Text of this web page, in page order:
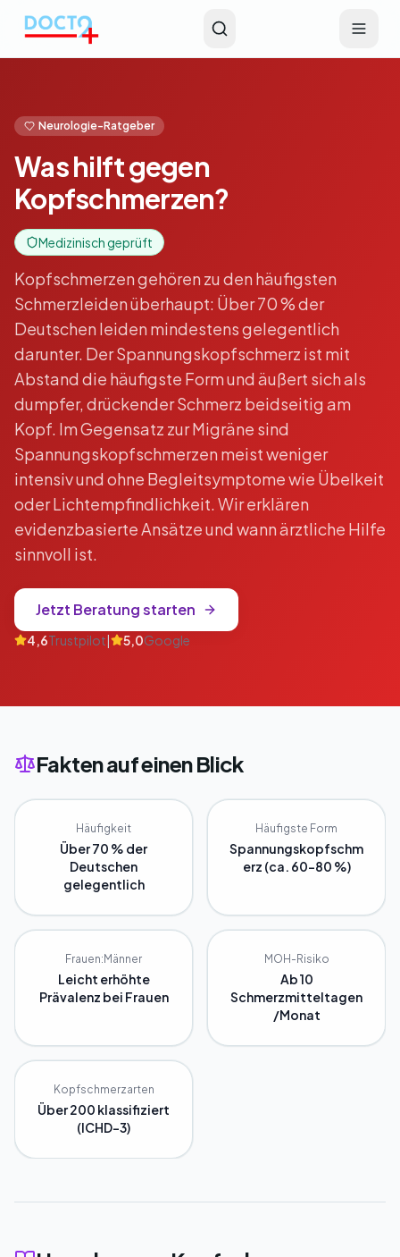
Neurologie-Ratgeber
Was hilft gegen
Kopfschmerzen?
Medizinisch geprüft
Kopfschmerzen gehören zu den häufigsten
Schmerzleiden überhaupt: Über 70 % der
Deutschen leiden mindestens gelegentlich
darunter. Der Spannungskopfschmerz ist mit
Abstand die häufigste Form und äußert sich als
dumpfer, drückender Schmerz beidseitig am
Kopf. Im Gegensatz zur Migräne sind
Spannungskopfschmerzen meist weniger
intensiv und ohne Begleitsymptome wie Übelkeit
oder Lichtempfindlichkeit. Wir erklären
evidenzbasierte Ansätze und wann ärztliche Hilfe
sinnvoll ist.
Jetzt Beratung starten
4,6Trustpilot| 5,0Google
Fakten auf einen Blick
Häufigkeit
Über 70 % der
Deutschen
gelegentlich
Häufigste Form
Spannungskopfschm
erz (ca. 60-80 %)
Frauen:Männer
Leicht erhöhte
Prävalenz bei Frauen
MOH-Risiko
Ab 10
Schmerzmitteltagen
/Monat
Kopfschmerzarten
Über 200 klassifiziert
(ICHD-3)